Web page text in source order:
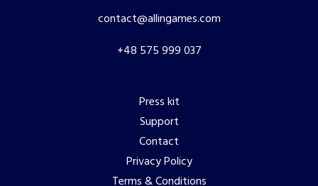
contact@allingames.com
+48 575 999 037
Press kit
Support
Contact
Privacy Policy
Terms & Conditions